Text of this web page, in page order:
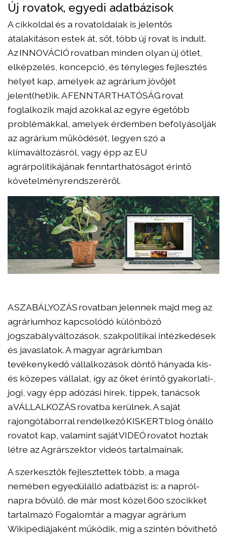
Új rovatok, egyedi adatbázisok
A cikkoldal és a rovatoldalak is jelentős
átalakításon estek át, sőt, több új rovat is indult.
Az INNOVÁCIÓ rovatban minden olyan új ötlet,
elképzelés, koncepció, és tényleges fejlesztés
helyet kap, amelyek az agrárium jövőjét
jelent(het)ik. A FENNTARTHATÓSÁG rovat
foglalkozik majd azokkal az egyre égetőbb
problémákkal, amelyek érdemben befolyásolják
az agrárium működését, legyen szó a
klímaváltozásról, vagy épp az EU
agrárpolitikájának fenntarthatóságot érintő
követelményrendszeréről.
A SZABÁLYOZÁS rovatban jelennek majd meg az
agráriumhoz kapcsolódó különböző
jogszabályváltozások, szakpolitikai intézkedések
és javaslatok. A magyar agráriumban
tevékenykedő vállalkozások döntő hányada kis-
és közepes vállalat, így az őket érintő gyakorlati-,
jogi, vagy épp adózási hírek, tippek, tanácsok
a VÁLLALKOZÁS rovatba kerülnek. A saját
rajongótáborral rendelkező KISKERT blog önálló
rovatot kap, valamint saját VIDEÓ rovatot hoztak
létre az Agrárszektor videós tartalmainak.
A szerkesztők fejlesztettek több, a maga
nemében egyedülálló adatbázist is: a napról-
napra bővülő, de már most közel 600 szócikket
tartalmazó Fogalomtár a magyar agrárium
Wikipédiájaként működik, míg a szintén bővíthető